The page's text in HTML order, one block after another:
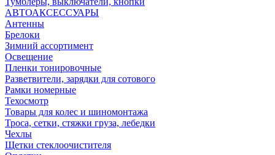
АВТОАКСЕССУАРЫ
Антенны
Брелоки
Зимний ассортимент
Освещение
Пленки тонировочные
Разветвители, зарядки для сотового
Рамки номерные
Техосмотр
Товары для колес и шиномонтажа
Троса, сетки, стяжки груза, лебедки
Чехлы
Щетки стеклоочистителя